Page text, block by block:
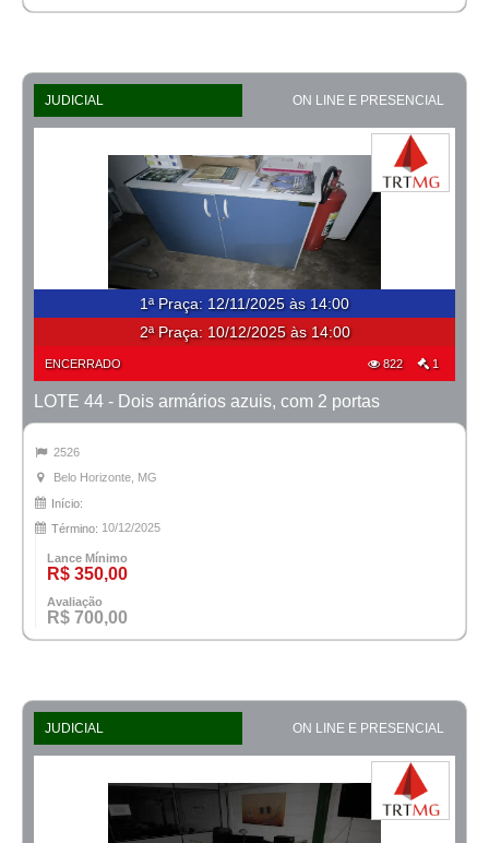
JUDICIAL ON LINE E PRESENCIAL
1ª Praça: 12/11/2025 às 14:00
2ª Praça: 10/12/2025 às 14:00
ENCERRADO 822 1
LOTE 44 - Dois armários azuis, com 2 portas
2526
Belo Horizonte, MG
Início:
Término: 10/12/2025
Lance Mínimo
R$ 350,00
Avaliação
R$ 700,00
JUDICIAL ON LINE E PRESENCIAL